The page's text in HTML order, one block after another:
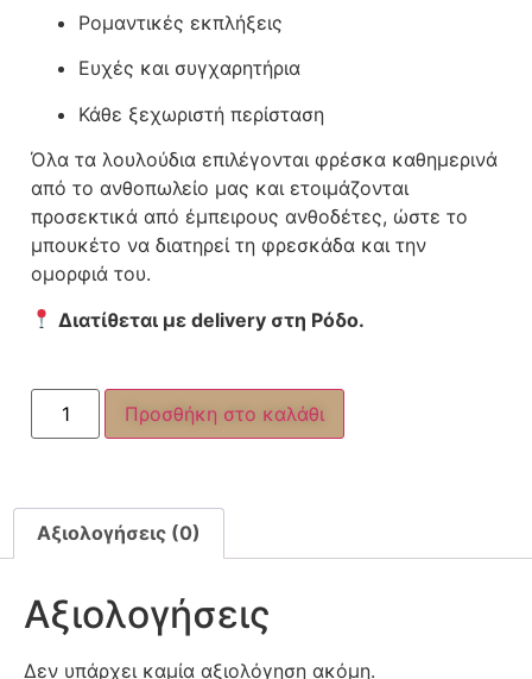
Ρομαντικές εκπλήξεις
Ευχές και συγχαρητήρια
Κάθε ξεχωριστή περίσταση
Όλα τα λουλούδια επιλέγονται φρέσκα καθημερινά
από το ανθοπωλείο μας και ετοιμάζονται
προσεκτικά από έμπειρους ανθοδέτες, ώστε το
μπουκέτο να διατηρεί τη φρεσκάδα και την
ομορφιά του.
Διατίθεται με delivery στη Ρόδο.
Προσθήκη στο καλάθι
Αξιολογήσεις (0)
Αξιολογήσεις
Δεν υπάρχει καμία αξιολόγηση ακόμη.